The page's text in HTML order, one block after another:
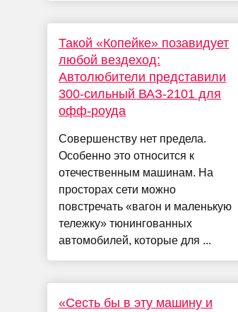
Такой «Копейке» позавидует
любой вездеход:
Автолюбители представили
300-сильный ВАЗ-2101 для
офф-роуда
Совершенству нет предела.
Особенно это относится к
отечественным машинам. На
просторах сети можно
повстречать «вагон и маленькую
тележку» тюнингованных
автомобилей, которые для ...
«Сесть бы в эту машину и